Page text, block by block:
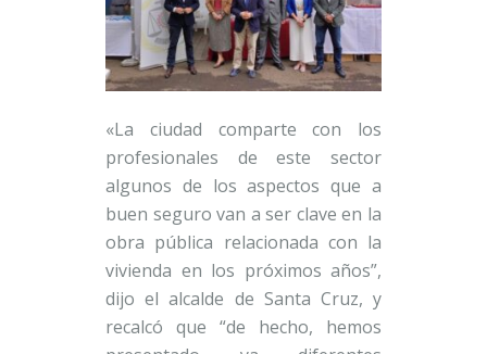
«La ciudad comparte con los
profesionales de este sector
algunos de los aspectos que a
buen seguro van a ser clave en la
obra pública relacionada con la
vivienda en los próximos años”,
dijo el alcalde de Santa Cruz, y
recalcó que “de hecho, hemos